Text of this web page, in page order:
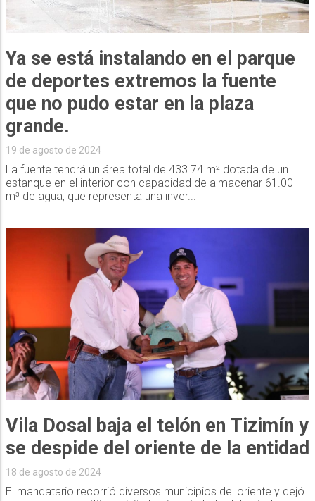
Ya se está instalando en el parque
de deportes extremos la fuente
que no pudo estar en la plaza
grande.
19 de agosto de 2024
La fuente tendrá un área total de 433.74 m² dotada de un
estanque en el interior con capacidad de almacenar 61.00
m³ de agua, que representa una inver...
Vila Dosal baja el telón en Tizimín y
se despide del oriente de la entidad
18 de agosto de 2024
El mandatario recorrió diversos municipios del oriente y dejó